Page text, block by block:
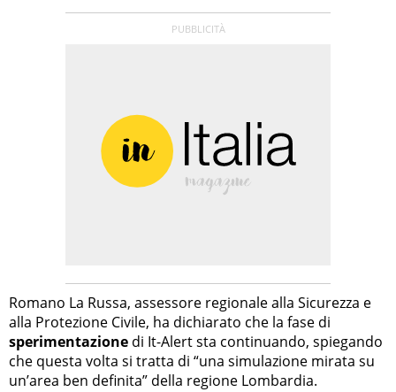
Romano La Russa, assessore regionale alla Sicurezza e
alla Protezione Civile, ha dichiarato che la fase di
sperimentazione di It-Alert sta continuando, spiegando
che questa volta si tratta di “una simulazione mirata su
un’area ben definita” della regione Lombardia.